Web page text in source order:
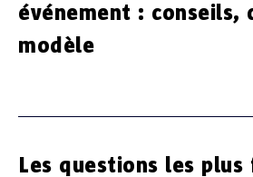
événement : conseils,
modèle
Les questions les